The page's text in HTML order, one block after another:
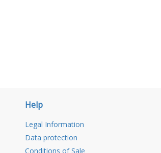
Help
Legal Information
Data protection
Conditions of Sale